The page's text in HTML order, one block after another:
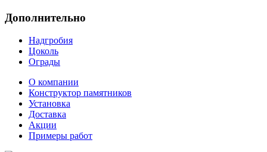
Дополнительно
Надгробия
Цоколь
Ограды
О компании
Конструктор памятников
Установка
Доставка
Акции
Примеры работ